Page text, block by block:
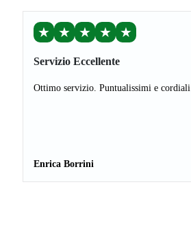
★ ★ ★ ★ ★
Servizio Eccellente
Ottimo servizio. Puntualissimi e cordiali
Enrica Borrini